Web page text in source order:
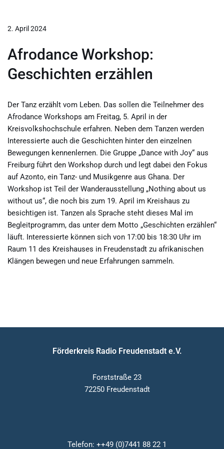
2. April 2024
Afrodance Workshop:
Geschichten erzählen
Der Tanz erzählt vom Leben. Das sollen die Teilnehmer des
Afrodance Workshops am Freitag, 5. April in der
Kreisvolkshochschule erfahren. Neben dem Tanzen werden
Interessierte auch die Geschichten hinter den einzelnen
Bewegungen kennenlernen. Die Gruppe „Dance with Joy“ aus
Freiburg führt den Workshop durch und legt dabei den Fokus
auf Azonto, ein Tanz- und Musikgenre aus Ghana. Der
Workshop ist Teil der Wanderausstellung „Nothing about us
without us“, die noch bis zum 19. April im Kreishaus zu
besichtigen ist. Tanzen als Sprache steht dieses Mal im
Begleitprogramm, das unter dem Motto „Geschichten erzählen“
läuft. Interessierte können sich von 17:00 bis 18:30 Uhr im
Raum 11 des Kreishauses in Freudenstadt zu afrikanischen
Klängen bewegen und neue Erfahrungen sammeln.
Förderkreis Radio Freudenstadt e.V.
Forststraße 23
72250 Freudenstadt
Telefon: ++49 (0)7441 88 22 1